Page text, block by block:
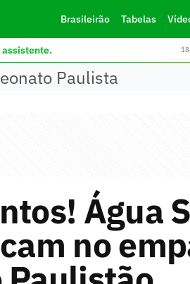
Brasileirão Tabelas
assistente.
Paulista
Água
no